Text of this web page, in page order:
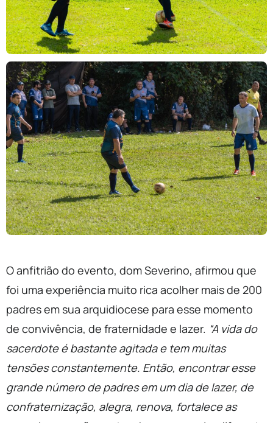
O anfitrião do evento, dom Severino, afirmou que
foi uma experiência muito rica acolher mais de 200
padres em sua arquidiocese para esse momento
de convivência, de fraternidade e lazer. “A vida do
sacerdote é bastante agitada e tem muitas
tensões constantemente. Então, encontrar esse
grande número de padres em um dia de lazer, de
confraternização, alegra, renova, fortalece as